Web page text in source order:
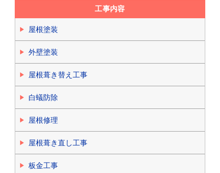
工事内容
屋根塗装
外壁塗装
屋根葺き替え工事
白蟻防除
屋根修理
屋根葺き直し工事
板金工事